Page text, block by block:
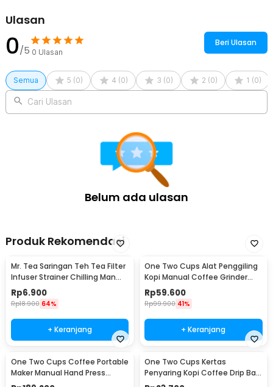
Ulasan
0/5 0 Ulasan
Beri Ulasan
Semua 5 (0) 4 (0) 3 (0) 2 (0) 1 (0)
Cari Ulasan
Belum ada ulasan
Produk Rekomendasi
Mr. Tea Saringan Teh Tea Filter
Infuser Strainer Chilling Man
Silicon - MR03
Rp6.900
Rp18.900 64%
+ Keranjang
One Two Cups Alat Penggiling
Kopi Manual Coffee Grinder
Portable - WFCG9800
Rp59.600
Rp99.900 41%
+ Keranjang
One Two Cups Coffee Portable
Maker Manual Hand Press
Espresso 300ml - T35066
One Two Cups Kertas
Penyaring Kopi Coffee Drip Bag
Paper Filter 50PCS - T111